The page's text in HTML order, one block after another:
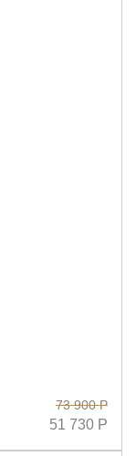
73 900 Р
51 730 Р